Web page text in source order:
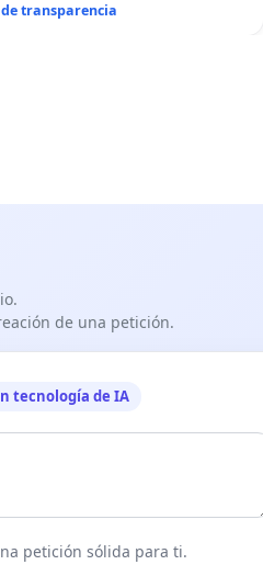
transparencia
de una petición.
tecnología de IA
petición sólida para ti.